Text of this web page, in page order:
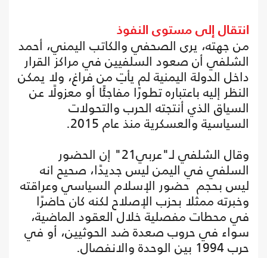
انتقال إلى مستوى النفوذ
من جهته، يرى الصحفي والكاتب اليمني، أحمد
الشلفي أن صعود السلفيين في مراكز القرار
داخل الدولة اليمنية لم يأتِ من فراغ، ولا يمكن
النظر إليه باعتباره تطورًا مفاجئًا أو معزولًا عن
السياق الذي أنتجته الحرب والتحولات
السياسية والعسكرية منذ عام 2015.
وقال الشلفي لـ"عربي21" إن الحضور
السلفي في اليمن ليس جديدًا، صحيح انه
ليس بحجم حضور الإسلام السياسي وعراقته
وخبرته ممثلا بحزب الإصلاح لكنه كان حاضرًا
في محطات مفصلية خلال العقود الماضية،
سواء في حروب صعدة ضد الحوثيين، أو في
حرب 1994 بين الوحدة والانفصال.